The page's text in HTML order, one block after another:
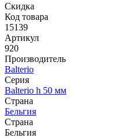
Скидка
Код товара
15139
Артикул
920
Производитель
Balterio
Серия
Balterio h 50 мм
Страна
Бельгия
Страна
Бельгия